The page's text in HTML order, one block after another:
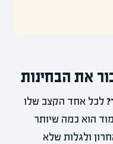
את הבחינות
לכל אחד הקצב שלו
הוא כמה שיותר
ולגלות שלא